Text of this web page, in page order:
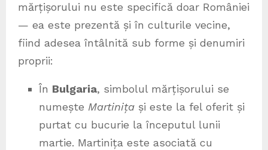
mărțișorului nu este specifică doar României
— ea este prezentă și în culturile vecine,
fiind adesea întâlnită sub forme și denumiri
proprii:
În Bulgaria, simbolul mărțișorului se
numește Martinița și este la fel oferit și
purtat cu bucurie la începutul lunii
martie. Martinița este asociată cu